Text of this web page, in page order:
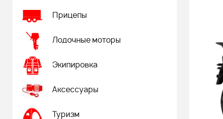
Прицепы
Лодочные моторы
Экипировка
Аксессуары
Туризм